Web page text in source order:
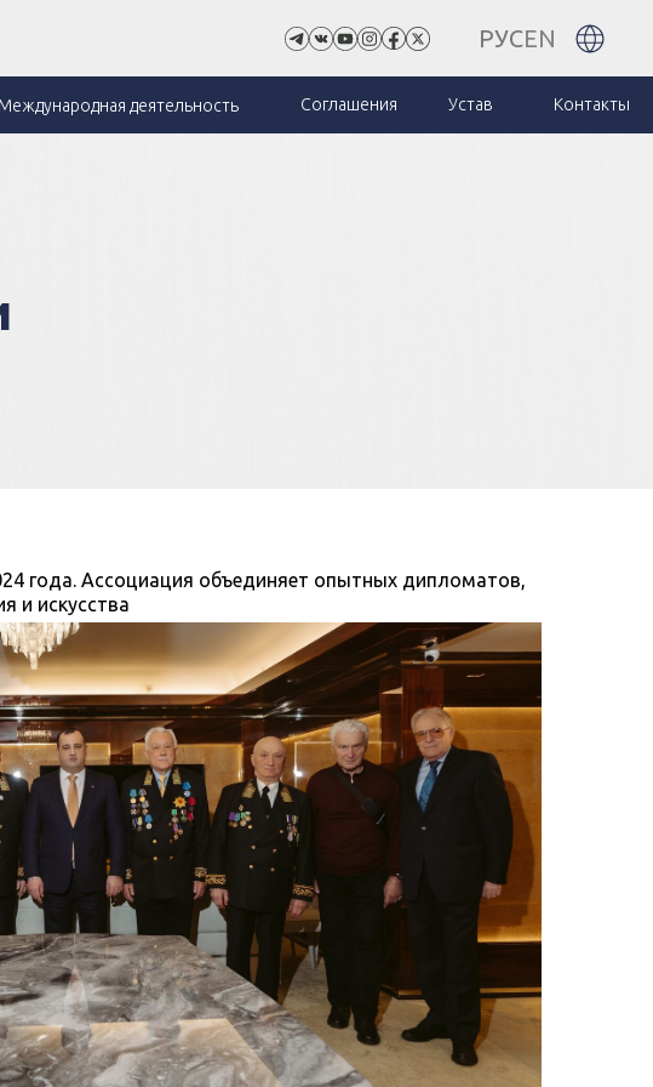
РУСEN
Международная деятельность Соглашения Устав Контакты
года. Ассоциация объединяет опытных дипломатов,
и искусства